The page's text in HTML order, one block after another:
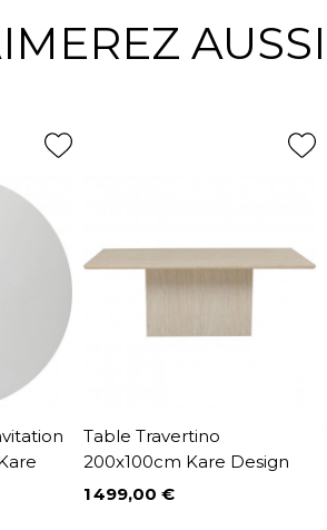
AUSSI
Table Travertino
200x100cm Kare Design
Prix
1 499,00 €